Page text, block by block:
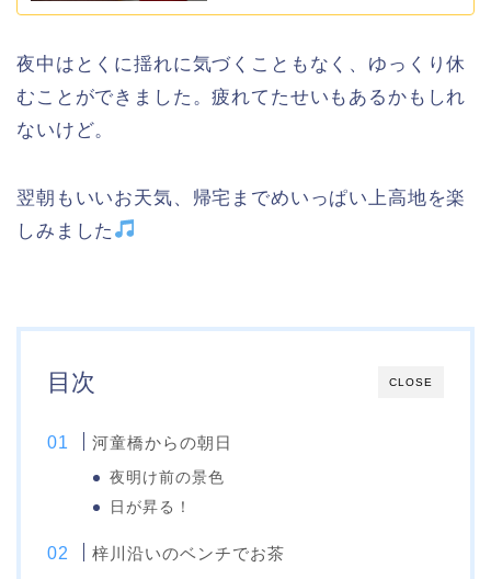
夜中はとくに揺れに気づくこともなく、ゆっくり休
むことができました。疲れてたせいもあるかもしれ
ないけど。
翌朝もいいお天気、帰宅までめいっぱい上高地を楽
しみました
CLOSE
目次
河童橋からの朝日
夜明け前の景色
日が昇る！
梓川沿いのベンチでお茶